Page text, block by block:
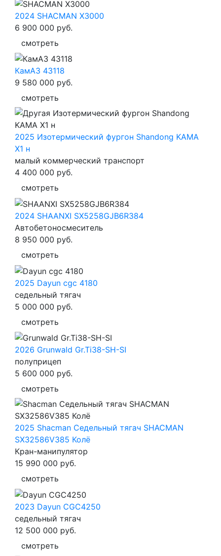
2024 SHACMAN X3000
6 900 000 руб.
смотреть
КамАЗ 43118
9 580 000 руб.
смотреть
2025 Изотермический фургон Shandong KAMA
X1 н
малый коммерческий транспорт
4 400 000 руб.
смотреть
2024 SHAANXI SX5258GJB6R384
Автобетоносмеситель
8 950 000 руб.
смотреть
2025 Dayun cgc 4180
седельный тягач
5 000 000 руб.
смотреть
2026 Grunwald Gr.Ti38-SH-SI
полуприцеп
5 600 000 руб.
смотреть
2025 Shacman Седельный тягач SHACMAN
SX32586V385 Колё
Кран-манипулятор
15 990 000 руб.
смотреть
2023 Dayun CGC4250
седельный тягач
12 500 000 руб.
смотреть